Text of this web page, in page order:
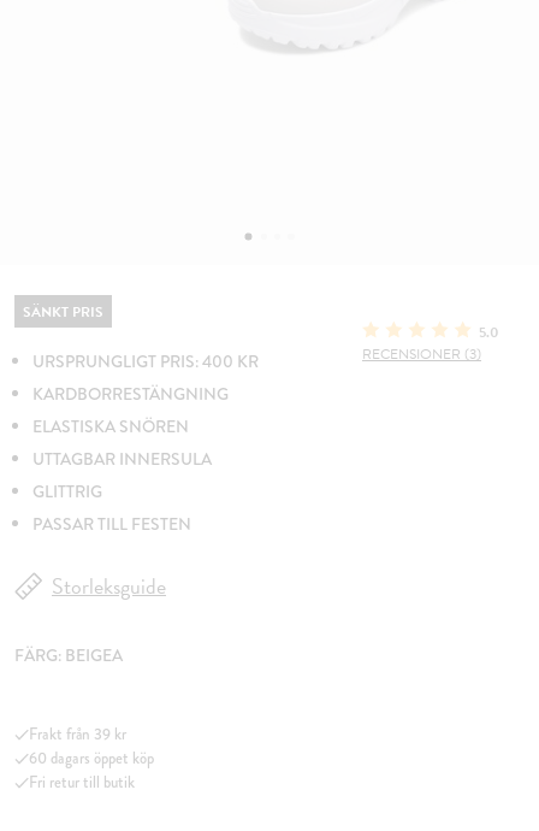
SÄNKT PRIS
URSPRUNGLIGT PRIS: 400 KR
KARDBORRESTÄNGNING
ELASTISKA SNÖREN
UTTAGBAR INNERSULA
GLITTRIG
PASSAR TILL FESTEN
5.0
RECENSIONER (3)
Storleksguide
FÄRG: BEIGEA
Frakt från 39 kr
60 dagars öppet köp
Fri retur till butik